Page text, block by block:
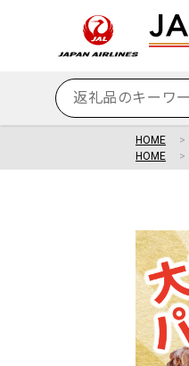
HOME
HOME